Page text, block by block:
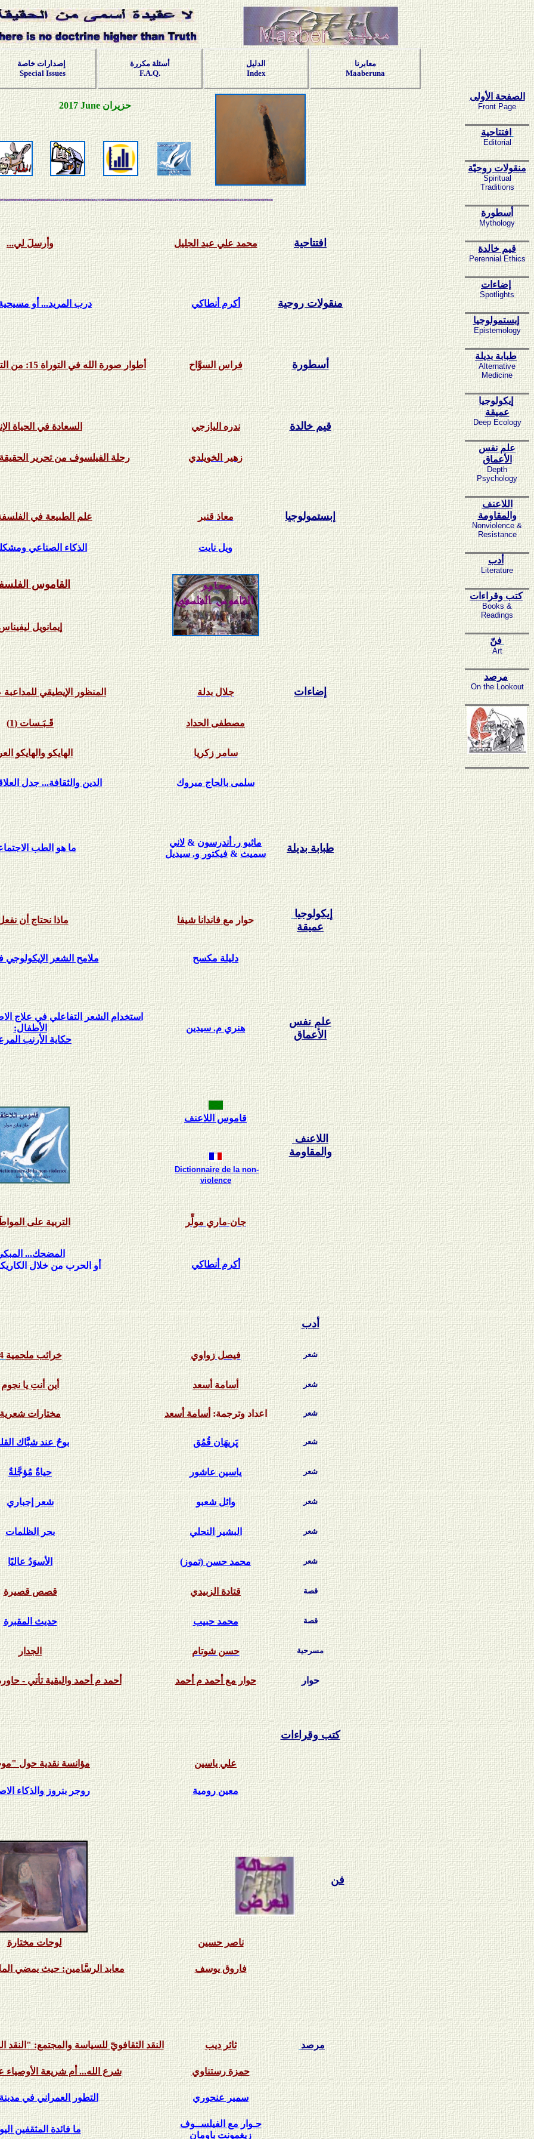
إصدارات خاصة
Special Issues
أسئلة مكررة
F.A.Q.
الدليل
Index
معابرنا
Maaberuna
حزيرانJune
2017
وأرسلَ لي... محمد علي عبد الجليل افتتاحية
درب المريد... أو أكرم أنطاكي منقولات روحية
أطوار صورة الله في التوراة 15: من التعددية إلى عتبة التوحيد فراس السوَّاح أسطورة
السعادة في الحياة ندره اليازجي قيم خالدة
رحلة الفيلسوف من تحرير زهير الخويلدي
علم الطبيعة في معاذ قنبر إبستمولوجيا
الذكاء الصناعي ويل نايت
القاموس
إيمانويل
المنظور الإيطيقي جلال بدلة إضاءات
قَـبَـسات (1) مصطفى الحداد
الهايكو والهايكو سامر زكريا
الدين والثقافة... جدل سلمى بالحاج مبروك
ما هو الطب
ماثيو ر. أندرسون&لاني
سميث &فيكتور و. سيديل طبابة بديلة
ماذا نحتاج أن حوار معفاندانا شيفا
إيكولوجيا
عميقة
ملامح الشعر الإيكولوجي دليلة مكسح
استخدام الشعر التفاعلي في علاج
الأطفال:
حكاية الأرنب
هنري م. سيدين
علم نفس
الأعماق
قاموس اللاعنف
والمقاومة
Dictionnaire de la non-
violence
التربية على جان-ماري مولِّر
المضحك...
أو الحرب من خلال
أكرم أنطاكي
أدب
خرائب ملحمية4 فيصل زواوي شعر
أين أنتِ يا نجوم أسامة أسعد شعر
مختارات شعرية اعداد وترجمة: أسامة أسعد شعر
بوحٌ عند شبَّاك پَريهَان قُمُق شعر
حياةٌ مُؤجَّلةٌ ياسين عاشور شعر
شعر إجباري وائل شعبو شعر
بحر الظلمات البشير النحلي شعر
الأسوَدُ عاليًا محمد حسن (تموز) شعر
قصص قصيرة قتادة الزبيدي قصة
حديث المقبرة محمد حبيب قصة
الجدار حسن شوتام مسرحية
أحمد م أحمد والبقية تأتي - حوار مع أحمد م أحمد حوار
كتب وقراءات
مؤانسة نقدية حول علي ياسين
روجر بنروز والذكاء معين رومية
فن
لوحات مختارة ناصر حسين
معابد الرسَّامين: حيث يمضي فاروق يوسف
النقد الثقافويّ للسياسة والمجتمع: "النقد ثائر ديب مرصد
شرع الله... أم شريعة الأوصياء حمزة رستناوي
التطور العمراني في سمير عنحوري
ما فائدة المثقفين
حـوار مع الفيلســوف
زيغمونت باومان
الصفحة الأولى
Front Page
افتتاحية
Editorial
منقولات روحيّة
Spiritual
Traditions
أسطورة
Mythology
قيم خالدة
Perennial Ethics
إضاءات
Spotlights
إبستمولوجيا
Epistemology
طبابة بديلة
Alternative
Medicine
إيكولوجيا
عميقة
Deep Ecology
علم نفس
الأعماق
Depth
Psychology
اللاعنف
والمقاومة
Nonviolence &
Resistance
أدب
Literature
كتب وقراءات
Books &
Readings
فنّ
Art
مرصد
On the Lookout